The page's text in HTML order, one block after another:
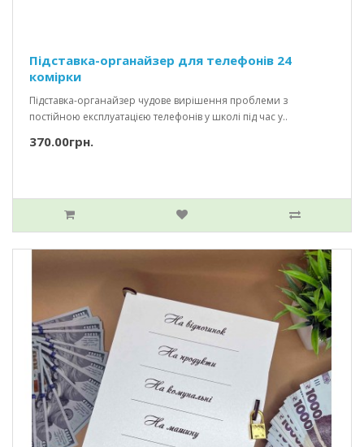
Підставка-органайзер для телефонів 24
комірки
Підставка-органайзер чудове вирішення проблеми з
постійною експлуатацією телефонів у школі під час у..
370.00грн.